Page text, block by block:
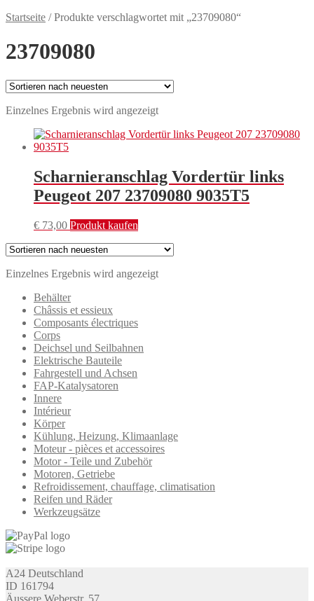
Startseite /Produkte verschlagwortet mit „23709080“
23709080
Einzelnes Ergebnis wird angezeigt
Scharnieranschlag Vordertür links
Peugeot 207 23709080 9035T5
€ 73,00 Produkt kaufen
Einzelnes Ergebnis wird angezeigt
Behälter
Châssis et essieux
Composants électriques
Corps
Deichsel und Seilbahnen
Elektrische Bauteile
Fahrgestell und Achsen
FAP-Katalysatoren
Innere
Intérieur
Körper
Kühlung, Heizung, Klimaanlage
Moteur - pièces et accessoires
Motor - Teile und Zubehör
Motoren, Getriebe
Refroidissement, chauffage, climatisation
Reifen und Räder
Werkzeugsätze
A24 Deutschland
ID 161794
Äussere Weberstr. 57